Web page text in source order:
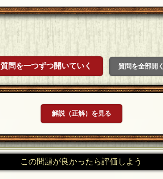
質問を一つずつ開いていく 質問を全部開く
解説（正解）を見る
この問題が良かったら評価しよう